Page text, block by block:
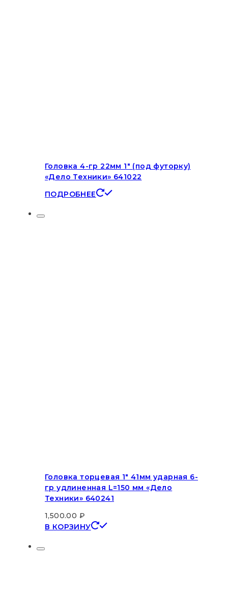
Головка 4-гр 22мм 1″ (под футорку)
«Дело Техники» 641022
ПОДРОБНЕЕ
Головка торцевая 1″ 41мм ударная 6-
гр удлиненная L=150 мм «Дело
Техники» 640241
1,500.00 ₽
В КОРЗИНУ